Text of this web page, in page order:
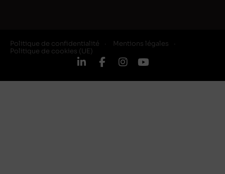
Politique de confidentialité
Mentions légales
Politique de cookies (UE)